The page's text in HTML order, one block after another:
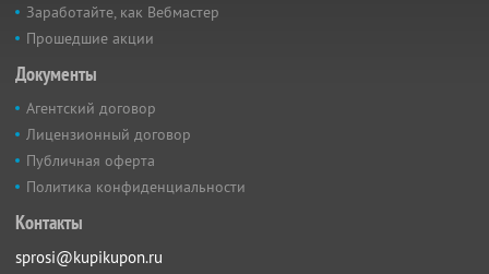
Заработайте, как Вебмастер
Прошедшие акции
Документы
Агентский договор
Лицензионный договор
Публичная оферта
Политика конфиденциальности
Контакты
sprosi@kupikupon.ru